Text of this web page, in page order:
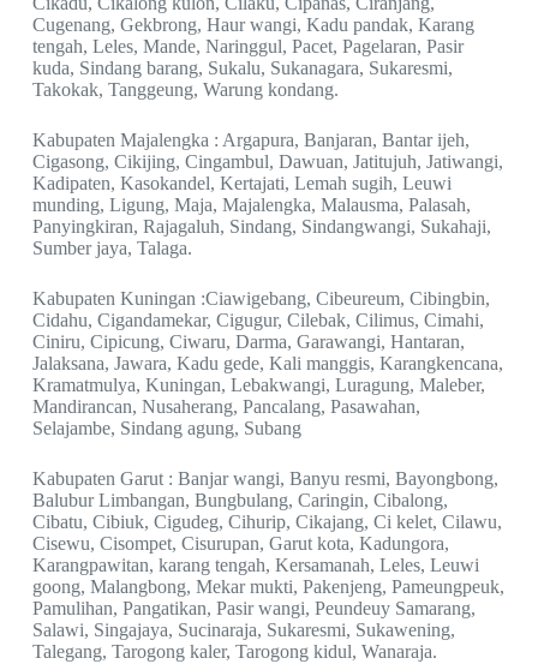
Cugenang, Gekbrong, Haur wangi, Kadu pandak, Karang
tengah, Leles, Mande, Naringgul, Pacet, Pagelaran, Pasir
kuda, Sindang barang, Sukalu, Sukanagara, Sukaresmi,
Takokak, Tanggeung, Warung kondang.
Kabupaten Majalengka : Argapura, Banjaran, Bantar ijeh,
Cigasong, Cikijing, Cingambul, Dawuan, Jatitujuh, Jatiwangi,
Kadipaten, Kasokandel, Kertajati, Lemah sugih, Leuwi
munding, Ligung, Maja, Majalengka, Malausma, Palasah,
Panyingkiran, Rajagaluh, Sindang, Sindangwangi, Sukahaji,
Sumber jaya, Talaga.
Kabupaten Kuningan :Ciawigebang, Cibeureum, Cibingbin,
Cidahu, Cigandamekar, Cigugur, Cilebak, Cilimus, Cimahi,
Ciniru, Cipicung, Ciwaru, Darma, Garawangi, Hantaran,
Jalaksana, Jawara, Kadu gede, Kali manggis, Karangkencana,
Kramatmulya, Kuningan, Lebakwangi, Luragung, Maleber,
Mandirancan, Nusaherang, Pancalang, Pasawahan,
Selajambe, Sindang agung, Subang
Kabupaten Garut : Banjar wangi, Banyu resmi, Bayongbong,
Balubur Limbangan, Bungbulang, Caringin, Cibalong,
Cibatu, Cibiuk, Cigudeg, Cihurip, Cikajang, Ci kelet, Cilawu,
Cisewu, Cisompet, Cisurupan, Garut kota, Kadungora,
Karangpawitan, karang tengah, Kersamanah, Leles, Leuwi
goong, Malangbong, Mekar mukti, Pakenjeng, Pameungpeuk,
Pamulihan, Pangatikan, Pasir wangi, Peundeuy Samarang,
Salawi, Singajaya, Sucinaraja, Sukaresmi, Sukawening,
Talegang, Tarogong kaler, Tarogong kidul, Wanaraja.